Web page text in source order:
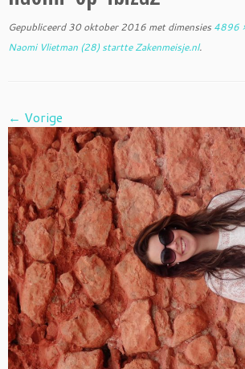
Gepubliceerd 30 oktober 2016 met dimensies 4896
Naomi Vlietman (28) startte Zakenmeisje.nl.
← Vorige